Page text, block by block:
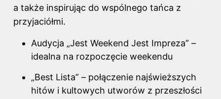
a także inspirując do wspólnego tańca z
przyjaciółmi.
Audycja „Jest Weekend Jest Impreza” –
idealna na rozpoczęcie weekendu
„Best Lista” – połączenie najświeższych
hitów i kultowych utworów z przeszłości